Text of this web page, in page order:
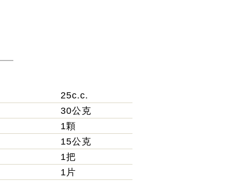
25c.c.
30公克
1顆
15公克
1把
1片